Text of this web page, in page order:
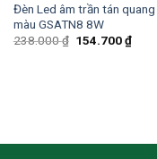
Đèn Led âm trần tán
màu GSATN8 8W
238.000₫ 154.700₫